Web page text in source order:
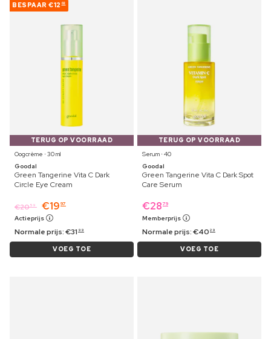
BESPAAR €12 02
TERUG OP VOORRAAD
Oogcrème ⋅ 30 ml
Goodal
Green Tangerine Vita C Dark
Circle Eye Cream
€2059 €19 97
Actieprijs
Normale prijs:€31 99
VOEG TOE
TERUG OP VOORRAAD
Serum ⋅ 40
Goodal
Green Tangerine Vita C Dark Spot
Care Serum
€28 79
Memberprijs
Normale prijs:€40 29
VOEG TOE